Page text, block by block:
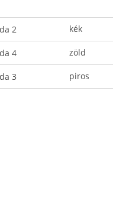
kék
zöld
piros